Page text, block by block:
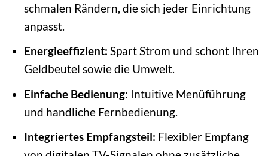
schmalen Rändern, die sich jeder Einrichtung
anpasst.
Energieeffizient: Spart Strom und schont Ihren
Geldbeutel sowie die Umwelt.
Einfache Bedienung: Intuitive Menüführung
und handliche Fernbedienung.
Integriertes Empfangsteil: Flexibler Empfang